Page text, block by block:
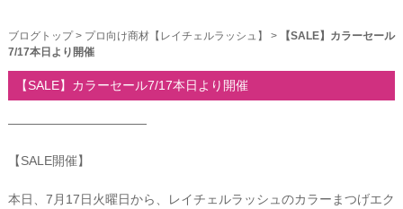
ブログトップ> プロ向け商材【レイチェルラッシュ】 >
【SALE】カラーセール
7/17本日より開催
【SALE】カラーセール7/17本日より開催
―――――――――――
【SALE開催】
本日、7月17日火曜日から、
レイチェルラッシュのカラーまつげエク